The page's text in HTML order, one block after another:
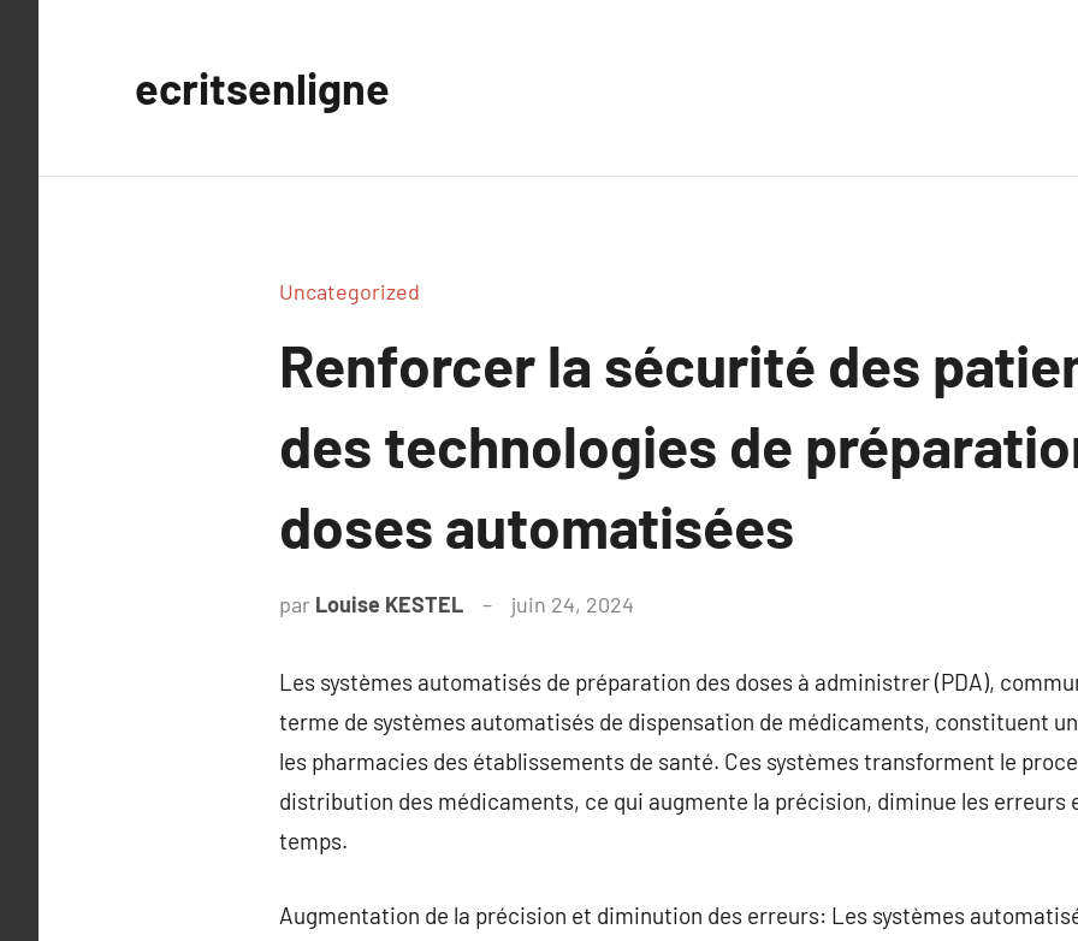
ecritsenligne
Uncategorized
Renforcer la sécurité des
des technologies de
doses automatisées
par Louise KESTEL juin 24, 2024
Les systèmes automatisés de préparation des doses à administrer (PDA),
terme de systèmes automatisés de dispensation de médicaments, constituent
les pharmacies des établissements de santé. Ces systèmes transforment le
distribution des médicaments, ce qui augmente la précision, diminue les erreurs
temps.
Augmentation de la précision et diminution des erreurs: Les systèmes